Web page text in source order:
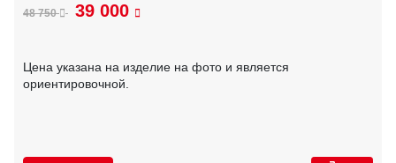
48 750 39 000
Цена указана на изделие на фото и является
ориентировочной.